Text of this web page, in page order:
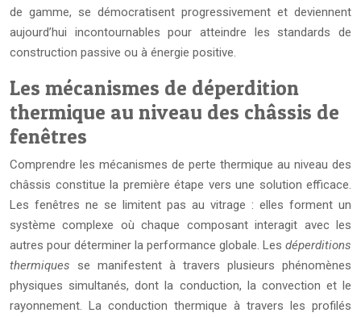
de gamme, se démocratisent progressivement et deviennent
aujourd’hui incontournables pour atteindre les standards de
construction passive ou à énergie positive.
Les mécanismes de déperdition
thermique au niveau des châssis de
fenêtres
Comprendre les mécanismes de perte thermique au niveau des
châssis constitue la première étape vers une solution efficace.
Les fenêtres ne se limitent pas au vitrage : elles forment un
système complexe où chaque composant interagit avec les
autres pour déterminer la performance globale. Les déperditions
thermiques se manifestent à travers plusieurs phénomènes
physiques simultanés, dont la conduction, la convection et le
rayonnement. La conduction thermique à travers les profilés